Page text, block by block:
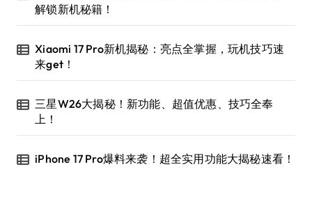
解锁新机秘籍！
Xiaomi 17 Pro新机揭秘：亮点全掌握，玩机技巧速
来get！
三星W26大揭秘！新功能、超值优惠、技巧全奉
上！
iPhone 17 Pro爆料来袭！超全实用功能大揭秘速看！